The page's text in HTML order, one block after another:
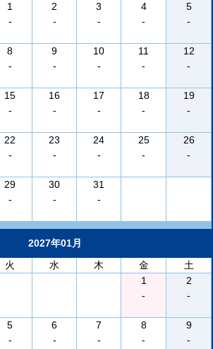
1
-
2
-
3
-
4
-
5
-
8
-
9
-
10
-
11
-
12
-
15
-
16
-
17
-
18
-
19
-
22
-
23
-
24
-
25
-
26
-
29
-
30
-
31
-
2027年01月
火 水 木 金
土
1
-
2
-
5
-
6
-
7
-
8
-
9
-